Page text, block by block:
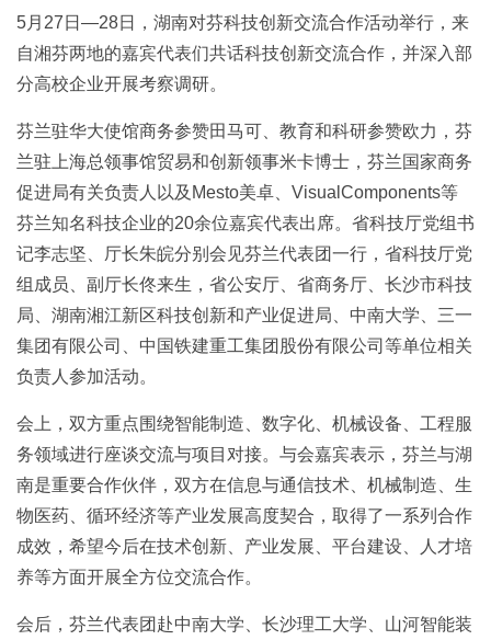
5月27日—28日，湖南对芬科技创新交流合作活动举行，来
自湘芬两地的嘉宾代表们共话科技创新交流合作，并深入部
分高校企业开展考察调研。
芬兰驻华大使馆商务参赞田马可、教育和科研参赞欧力，芬
兰驻上海总领事馆贸易和创新领事米卡博士，芬兰国家商务
促进局有关负责人以及Mesto美卓、VisualComponents等
芬兰知名科技企业的20余位嘉宾代表出席。省科技厅党组书
记李志坚、厅长朱皖分别会见芬兰代表团一行，省科技厅党
组成员、副厅长佟来生，省公安厅、省商务厅、长沙市科技
局、湖南湘江新区科技创新和产业促进局、中南大学、三一
集团有限公司、中国铁建重工集团股份有限公司等单位相关
负责人参加活动。
会上，双方重点围绕智能制造、数字化、机械设备、工程服
务领域进行座谈交流与项目对接。与会嘉宾表示，芬兰与湖
南是重要合作伙伴，双方在信息与通信技术、机械制造、生
物医药、循环经济等产业发展高度契合，取得了一系列合作
成效，希望今后在技术创新、产业发展、平台建设、人才培
养等方面开展全方位交流合作。
会后，芬兰代表团赴中南大学、长沙理工大学、山河智能装